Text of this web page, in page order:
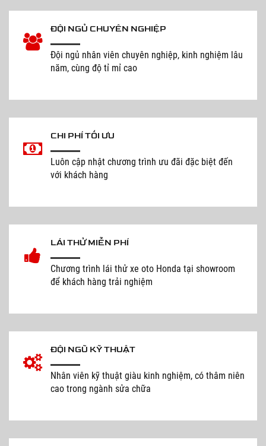
ĐỘI NGỦ CHUYÊN NGHIỆP
Đội ngủ nhân viên chuyên nghiệp, kinh nghiệm lâu
năm, cùng độ tỉ mỉ cao
CHI PHÍ TỐI ƯU
Luôn cập nhật chương trình ưu đãi đặc biệt đến
với khách hàng
LÁI THỬ MIỄN PHÍ
Chương trình lái thử xe oto Honda tại showroom
để khách hàng trải nghiệm
ĐỘI NGŨ KỸ THUẬT
Nhân viên kỹ thuật giàu kinh nghiệm, có thâm niên
cao trong ngành sửa chữa